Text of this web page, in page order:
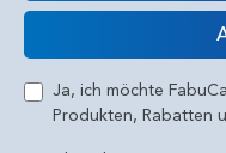
E-Mail
Ja, ich möchte
Produkten, Rabatten